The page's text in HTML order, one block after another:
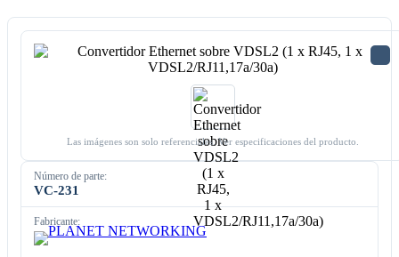
Las imágenes son solo referenciales. Ver especificaciones del producto.
Número de parte:
VC-231
Fabricante: